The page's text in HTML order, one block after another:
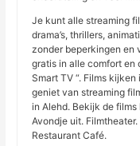
Je kunt alle streaming
drama’s, thrillers,
zonder beperkingen en
gratis in alle comfort en
Smart TV “. Films
geniet van streaming
in Alehd. Bekijk de
Avondje uit.
Restaurant Café.